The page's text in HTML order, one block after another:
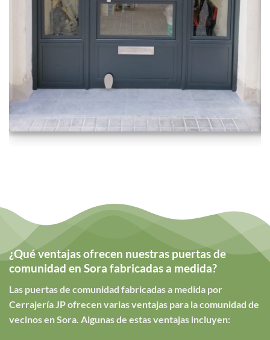
¿Qué ventajas ofrecen nuestras puertas de
comunidad en Sora fabricadas a medida?
Las puertas de comunidad fabricadas a medida por
Cerrajería JP ofrecen varias ventajas para la comunidad de
vecinos en Sora. Algunas de estas ventajas incluyen: